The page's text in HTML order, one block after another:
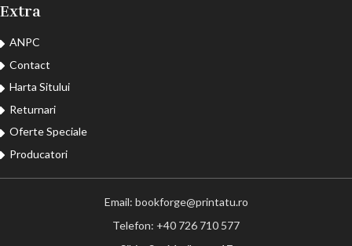
Extra
ANPC
Contact
Harta Sitului
Returnari
Oferte Speciale
Producatori
Email: bookforge@printatu.ro
Telefon: +40 726 710 577